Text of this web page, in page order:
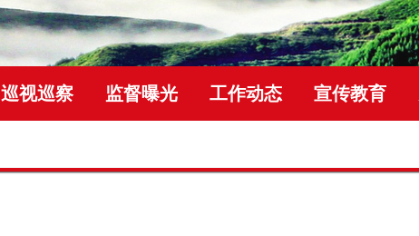
巡视巡察 监督曝光 工作动态 宣传教育